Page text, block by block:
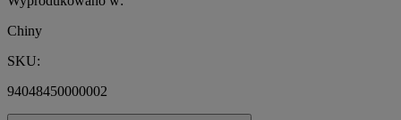
Chiny
SKU:
94048450000002